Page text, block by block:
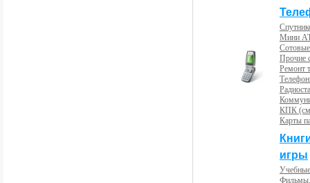
Мини
Прочие
Ремонт
КПК
Карты
игры